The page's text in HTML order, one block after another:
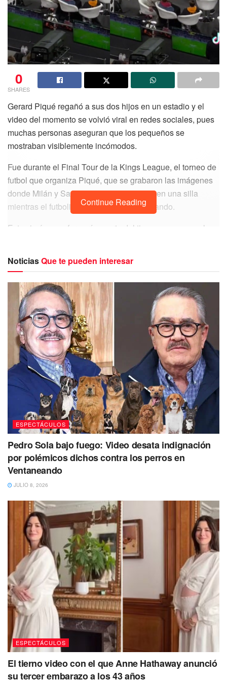
propia.
La gente se quejaba que no había recolecta de basura en
sus colonias, que no había patrullaje, recordó el síndico
actual. Y agregó que eso sucedía porque el parque
vehicular era escaso pero no lo supieron de inmediato,
sino hasta que revisaron a fondo. Eso se hubiera evitado si
legal.
0
SHARES
Gerard Piqué regañó a sus dos hijos en un estadio y el
video del momento se volvió viral en redes sociales, pues
muchas personas aseguran que los pequeños se
mostraban visiblemente incómodos.
Fue durante el Final Tour de la Kings League, el torneo de
futbol que organiza Piqué, que se grabaron las imágenes
donde Milán y Sasha aparecen sentados en una silla
mientras el futbolista se encuentra celebrando.
Estas imágenes formarían parte del tiempo que pasan los
que el español los regañó.
Continue Reading
NoticiasQue te pueden interesar
ESPECTÁCULOS
Pedro Sola bajo fuego: Video desata indignación
por polémicos dichos contra los perros en
Ventaneando
JULIO 8, 2026
ESPECTÁCULOS
El tierno video con el que Anne Hathaway anunció
su tercer embarazo a los 43 años